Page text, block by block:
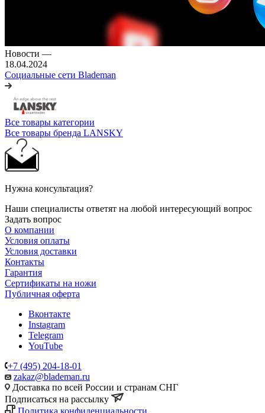
Новости —
18.04.2024
Социальные сети Blademan
Все товары категории
Все товары бренда LANSKY
Нужна консультация?
Наши специалисты ответят на любой интересующий вопрос
Задать вопрос
О компании
Условия оплаты
Условия доставки
Контакты
Гарантия
Сертификаты на ножи
Публичная оферта
Вконтакте
Instagram
Telegram
YouTube
+7 (495) 204-18-01
zakaz@blademan.ru
Доставка по всей России и странам СНГ
Подписаться на рассылку
Политика конфиденциальности